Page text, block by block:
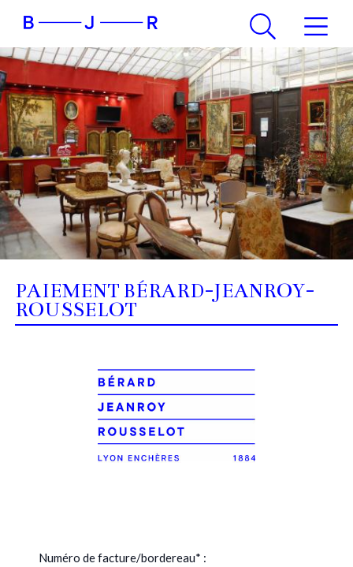
PAIEMENT BÉRARD-JEANROY-
ROUSSELOT
Numéro de facture/bordereau* :